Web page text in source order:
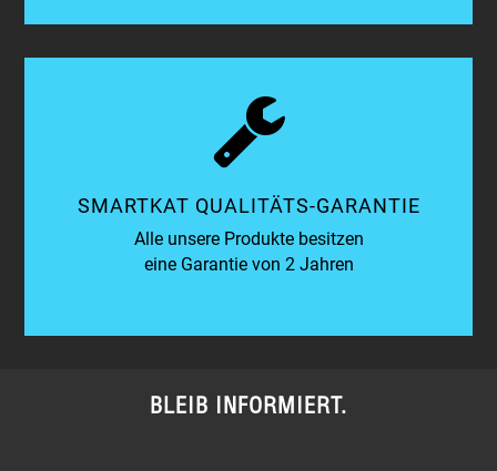
SMARTKAT QUALITÄTS-GARANTIE
Alle unsere Produkte besitzen
eine Garantie von 2 Jahren
BLEIB INFORMIERT.